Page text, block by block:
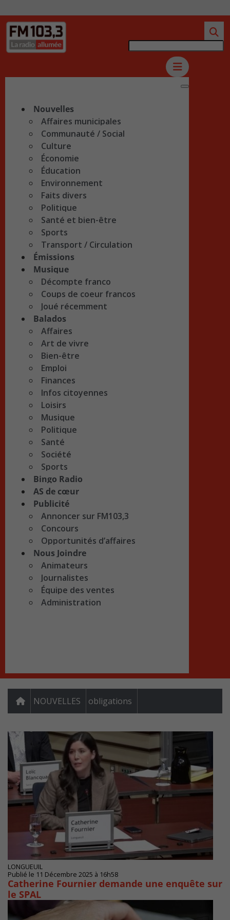
Nouvelles
Affaires municipales
Communauté / Social
Culture
Économie
Éducation
Environnement
Faits divers
Politique
Santé et bien-être
Sports
Transport / Circulation
Émissions
Musique
Décompte franco
Coups de coeur francos
Joué récemment
Balados
Affaires
Art de vivre
Bien-être
Emploi
Finances
Infos citoyennes
Loisirs
Musique
Politique
Santé
Société
Sports
Bingo Radio
AS de cœur
Publicité
Annoncer sur FM103,3
Concours
Opportunités d’affaires
Nous Joindre
Animateurs
Journalistes
Équipe des ventes
Administration
NOUVELLES obligations
LONGUEUIL
Publié le 11 Décembre 2025 à 16h58
Catherine Fournier demande une enquête sur
le SPAL